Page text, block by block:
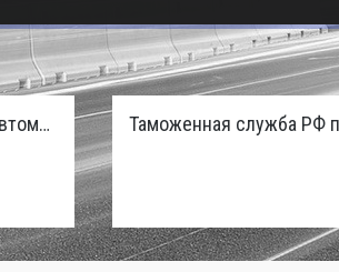
- «Тюнинг и автоспорт»
Стоимость обслуживания автомобилей в России вырастет из-за дефицита кадров